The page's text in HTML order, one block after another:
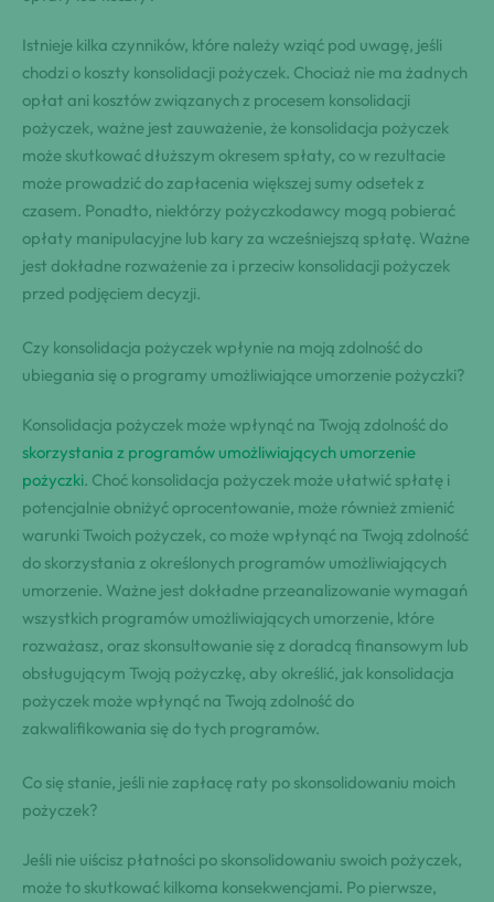
Istnieje kilka czynników, które należy wziąć pod uwagę, jeśli
chodzi o koszty konsolidacji pożyczek. Chociaż nie ma żadnych
opłat ani kosztów związanych z procesem konsolidacji
pożyczek, ważne jest zauważenie, że konsolidacja pożyczek
może skutkować dłuższym okresem spłaty, co w rezultacie
może prowadzić do zapłacenia większej sumy odsetek z
czasem. Ponadto, niektórzy pożyczkodawcy mogą pobierać
opłaty manipulacyjne lub kary za wcześniejszą spłatę. Ważne
jest dokładne rozważenie za i przeciw konsolidacji pożyczek
przed podjęciem decyzji.
Czy konsolidacja pożyczek wpłynie na moją zdolność do
ubiegania się o programy umożliwiające umorzenie pożyczki?
Konsolidacja pożyczek może wpłynąć na Twoją zdolność do
skorzystania z programów umożliwiających umorzenie
pożyczki. Choć konsolidacja pożyczek może ułatwić spłatę i
potencjalnie obniżyć oprocentowanie, może również zmienić
warunki Twoich pożyczek, co może wpłynąć na Twoją zdolność
do skorzystania z określonych programów umożliwiających
umorzenie. Ważne jest dokładne przeanalizowanie wymagań
wszystkich programów umożliwiających umorzenie, które
rozważasz, oraz skonsultowanie się z doradcą finansowym lub
obsługującym Twoją pożyczkę, aby określić, jak konsolidacja
pożyczek może wpłynąć na Twoją zdolność do
zakwalifikowania się do tych programów.
Co się stanie, jeśli nie zapłacę raty po skonsolidowaniu moich
pożyczek?
Jeśli nie uiścisz płatności po skonsolidowaniu swoich pożyczek,
może to skutkować kilkoma konsekwencjami. Po pierwsze,